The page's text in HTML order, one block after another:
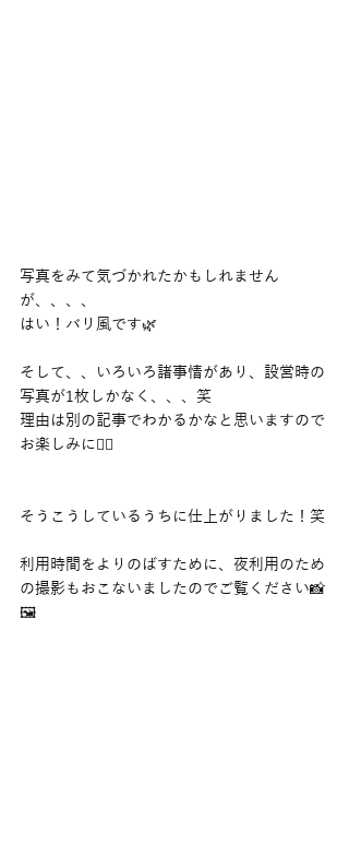
写真をみて気づかれたかもしれません
が、、、、
はい！バリ風です🌿
そして、、いろいろ諸事情があり、設営時の
写真が1枚しかなく、、、笑
理由は別の記事でわかるかなと思いますので
お楽しみに🙆‍♂️
そうこうしているうちに仕上がりました！笑
利用時間をよりのばすために、夜利用のため
の撮影もおこないましたのでご覧ください📸
🖼️